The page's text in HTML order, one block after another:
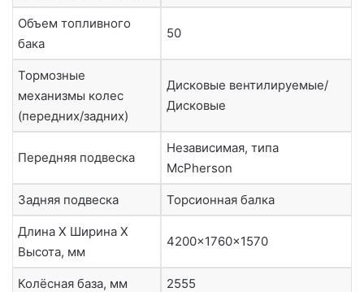
Объем топливного
бака
50
Тормозные
механизмы колес
(передних/задних)
Дисковые вентилируемые/
Дисковые
Передняя подвеска
Независимая, типа
McPherson
Задняя подвеска Торсионная балка
Длина Х Ширина Х
Высота, мм
4200x1760x1570
Колёсная база, мм 2555